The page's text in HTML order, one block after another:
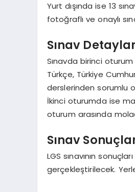
Yurt dışında ise 13
fotoğraflı ve onaylı
Sınav
Sınavda birinci
Türkçe, Türkiye
derslerinden sorumlu
İkinci oturumda ise
oturum arasında
Sınav
LGS sınavının
gerçekleştirilecek.